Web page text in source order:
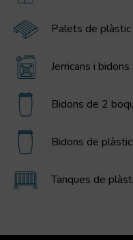
Palets de
Jerricans i
Bidons de 2
Bidons de
Tanques de